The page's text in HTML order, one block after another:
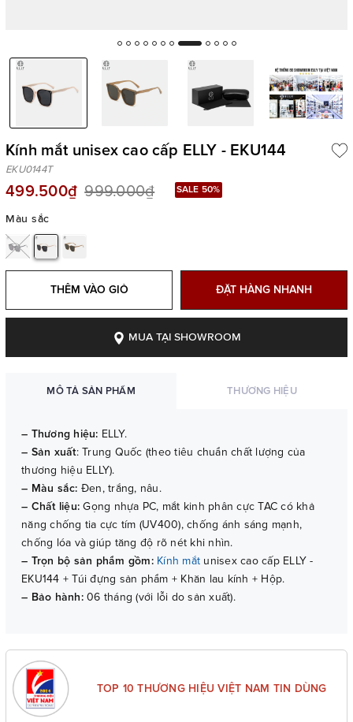
Kính mắt unisex cao cấp ELLY - EKU144
EKU0144T
499.500₫ 999.000₫ SALE 50%
Màu sắc
THÊM VÀO GIỎ ĐẶT HÀNG NHANH
MUA TẠI SHOWROOM
MÔ TẢ SẢN PHẨM THƯƠNG HIỆU
– Thương hiệu: ELLY.
– Sản xuất: Trung Quốc (theo tiêu chuẩn chất lượng của
thương hiệu ELLY).
– Màu sắc: Đen, trắng, nâu.
– Chất liệu: Gọng nhựa PC, mắt kinh phân cực TAC có khả
năng chống tia cực tím (UV400), chống ánh sáng mạnh,
chống lóa và giúp tăng độ rõ nét khi nhìn.
– Trọn bộ sản phẩm gồm: Kính mắt unisex cao cấp ELLY -
EKU144 + Túi đựng sản phẩm + Khăn lau kính + Hộp.
– Bảo hành: 06 tháng (với lỗi do sản xuất).
TOP 10 THƯƠNG HIỆU VIỆT NAM TIN DÙNG